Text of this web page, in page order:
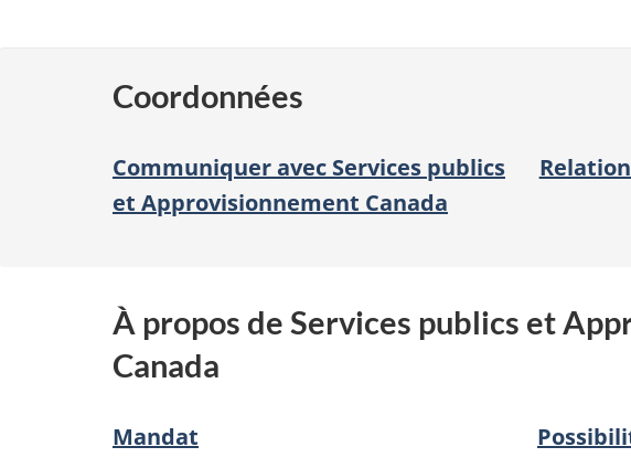
Coordonnées
Communiquer avec Services publics
et Approvisionnement Canada
À propos de Services publics et
Canada
Mandat